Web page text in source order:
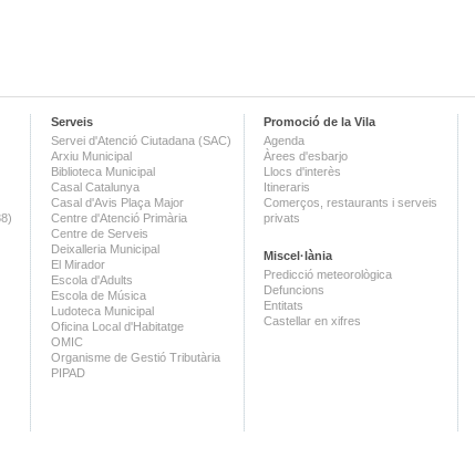
Serveis
Servei d'Atenció Ciutadana (SAC)
Arxiu Municipal
Biblioteca Municipal
Casal Catalunya
Casal d'Avis Plaça Major
Centre d'Atenció Primària
Centre de Serveis
Deixalleria Municipal
El Mirador
Escola d'Adults
Escola de Música
Ludoteca Municipal
Oficina Local d'Habitatge
OMIC
Organisme de Gestió Tributària
PIPAD
Promoció de la Vila
Agenda
Àrees d'esbarjo
Llocs d'interès
Itineraris
Comerços, restaurants i serveis
privats
Miscel·lània
Predicció meteorològica
Defuncions
Entitats
Castellar en xifres